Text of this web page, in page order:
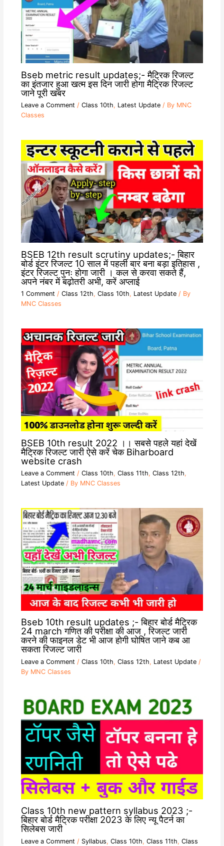
Bseb metric result updates;- मैट्रिक रिजल्ट
का इंतजार हुआ खत्म इस दिन जारी होगा मैट्रिक रिजल्ट
जाने पूरी खबर
Leave a Comment / Class 10th, Latest Update/ By MNC
Classes
BSEB 12th result scrutiny updates;- बिहार
बोर्ड इंटर रिजल्ट 10 साल में पहली बार बना बड़ा इतिहास ,
इंटर रिजल्ट पुनः होगा जारी । कल से करवा सकते हैं,
अपने नंबर में बढ़ोतरी अभी, करें अप्लाई
1 Comment / Class 12th, Class 10th, Latest Update/ By
MNC Classes
BSEB 10th result 2022 ।। सबसे पहले यहां देखें
मैट्रिक रिजल्ट जारी ऐसे करें चेक Biharboard
website crash
Leave a Comment / Class 10th, Class 11th, Class 12th,
Latest Update/ By MNC Classes
Bseb 10th result updates ;- बिहार बोर्ड मैट्रिक
24 march गणित की परीक्षा की आज , रिजल्ट जारी
करने की फाइनल डेट भी आज होगी घोषित जाने कब आ
सकता रिजल्ट जारी
Leave a Comment / Class 10th, Class 12th, Latest Update/
By MNC Classes
Class 10th new pattern syllabus 2023 ;-
बिहार बोर्ड मैट्रिक परीक्षा 2023 के लिए न्यू पैटर्न का
सिलेबस जारी
Leave a Comment / Syllabus, Class 10th, Class 11th, Class